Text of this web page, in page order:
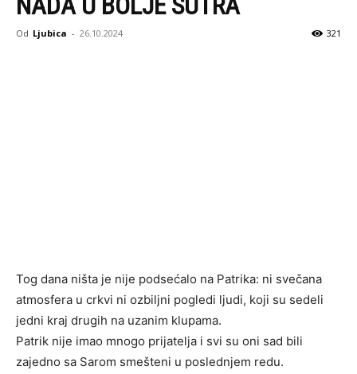
Od Ljubica - 26.10.2024 321
Tog dana ništa je nije podsećalo na Patrika: ni svečana
atmosfera u crkvi ni ozbiljni pogledi ljudi, koji su sedeli
jedni kraj drugih na uzanim klupama.
Patrik nije imao mnogo prijatelja i svi su oni sad bili
zajedno sa Sarom smešteni u poslednjem redu.